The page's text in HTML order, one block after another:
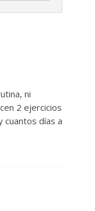
ni
2 ejercicios
cuantos días a